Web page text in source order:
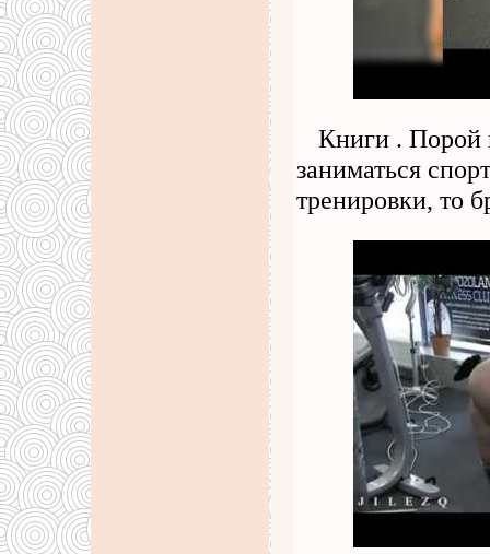
Книги . Порой
заниматься
тренировки, то